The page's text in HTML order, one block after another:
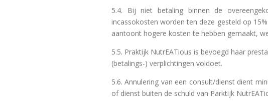
5.4. Bij niet betaling binnen de
incassokosten worden ten deze gesteld op
aantoont hogere kosten te hebben gemaakt,
5.5. Praktijk NutrEATious is bevoegd haar
(betalings-) verplichtingen voldoet.
5.6. Annulering van een consult/dienst dient
of dienst buiten de schuld van Parktijk